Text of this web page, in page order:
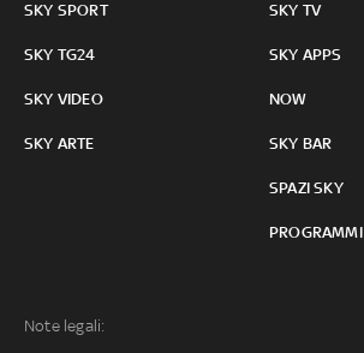
SKY SPORT
SKY TG24
SKY VIDEO
SKY ARTE
SKY TV
SKY APPS
NOW
SKY BAR
SPAZI SKY
PROGRAMMI
Note legali: